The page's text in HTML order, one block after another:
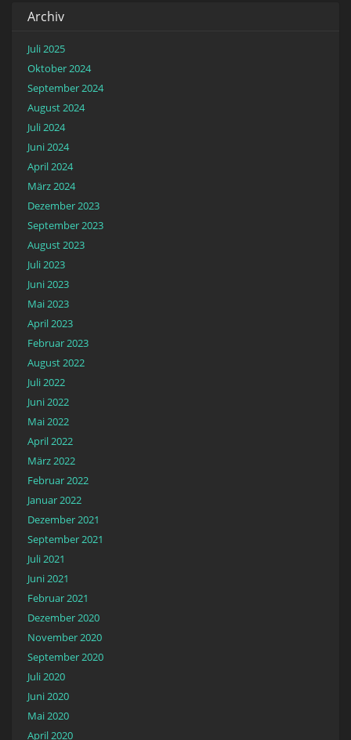
Archiv
Juli 2025
Oktober 2024
September 2024
August 2024
Juli 2024
Juni 2024
April 2024
März 2024
Dezember 2023
September 2023
August 2023
Juli 2023
Juni 2023
Mai 2023
April 2023
Februar 2023
August 2022
Juli 2022
Juni 2022
Mai 2022
April 2022
März 2022
Februar 2022
Januar 2022
Dezember 2021
September 2021
Juli 2021
Juni 2021
Februar 2021
Dezember 2020
November 2020
September 2020
Juli 2020
Juni 2020
Mai 2020
April 2020